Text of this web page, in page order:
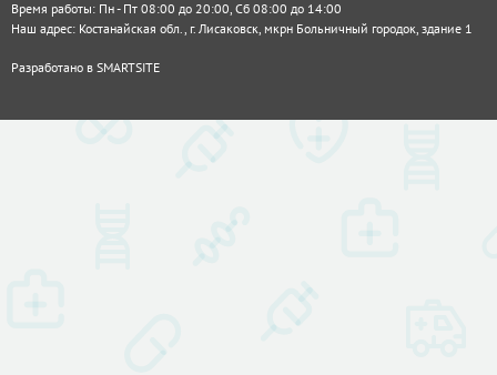
Время работы: Пн - Пт 08:00 до 20:00, Сб 08:00 до 14:00
Наш адрес: Костанайская обл., г. Лисаковск, мкрн Больничный городок, здание 1
Разработано в SMARTSITE